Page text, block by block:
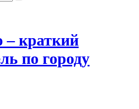
краткий
по городу